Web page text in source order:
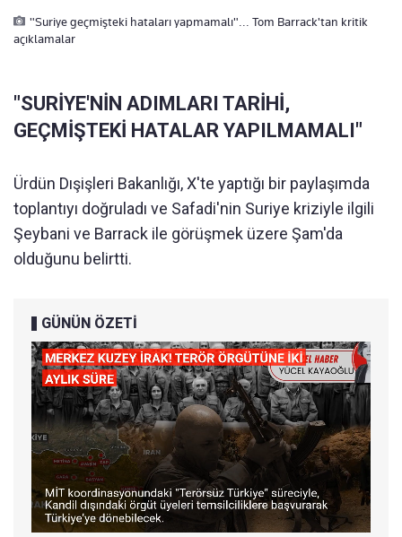
"Suriye geçmişteki hataları yapmamalı"... Tom Barrack'tan kritik
açıklamalar
"SURİYE'NİN ADIMLARI TARİHİ,
GEÇMİŞTEKİ HATALAR YAPILMAMALI"
Ürdün Dışişleri Bakanlığı, X'te yaptığı bir paylaşımda
toplantıyı doğruladı ve Safadi'nin Suriye kriziyle ilgili
Şeybani ve Barrack ile görüşmek üzere Şam'da
olduğunu belirtti.
GÜNÜN ÖZETİ